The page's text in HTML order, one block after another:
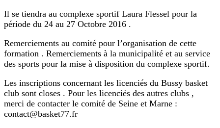
Il se tiendra au complexe sportif Laura Flessel pour la
période du 24 au 27 Octobre 2016 .
Remerciements au comité pour l’organisation de cette
formation . Remerciements à la municipalité et au service
des sports pour la mise à disposition du complexe sportif.
Les inscriptions concernant les licenciés du Bussy basket
club sont closes . Pour les licenciés des autres clubs ,
merci de contacter le comité de Seine et Marne :
contact@basket77.fr